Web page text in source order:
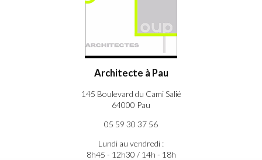
Architecte à Pau
145 Boulevard du Cami Salié
64000 Pau
05 59 30 37 56
Lundi au vendredi :
8h45 - 12h30 / 14h - 18h